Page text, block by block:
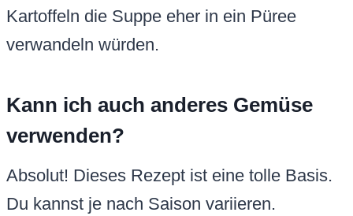
Kartoffeln die Suppe eher in ein Püree
verwandeln würden.
Kann ich auch anderes Gemüse
verwenden?
Absolut! Dieses Rezept ist eine tolle Basis.
Du kannst je nach Saison variieren.